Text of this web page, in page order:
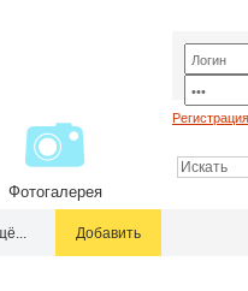
Фотогалерея
Регистрация
Добавить